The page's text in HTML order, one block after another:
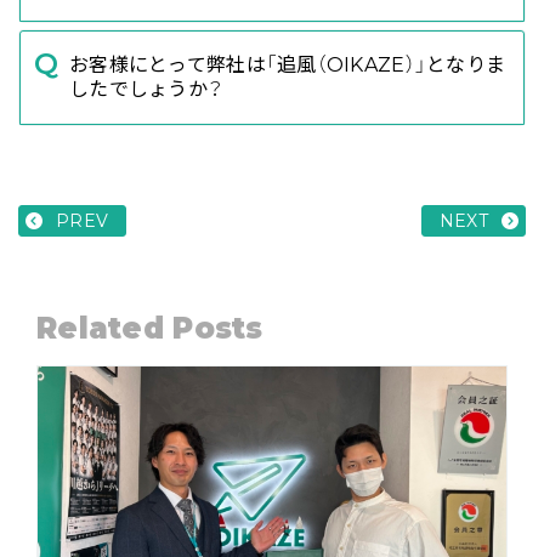
お客様にとって弊社は「追風（OIKAZE）」となりま
したでしょうか？
PREV NEXT
Related Posts